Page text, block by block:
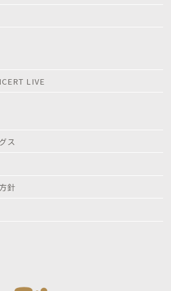
LIVE
ス
針